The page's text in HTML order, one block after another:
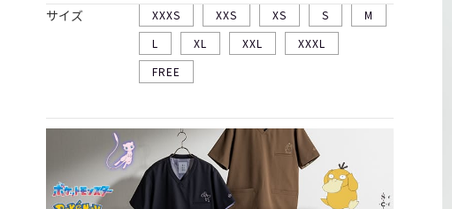
サイズ XXXS XXS XS S
M
L
XL XXL
XXXL
FREE